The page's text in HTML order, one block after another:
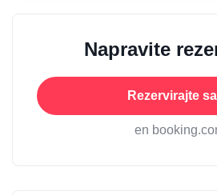
Napravite
Rezervirajte
en